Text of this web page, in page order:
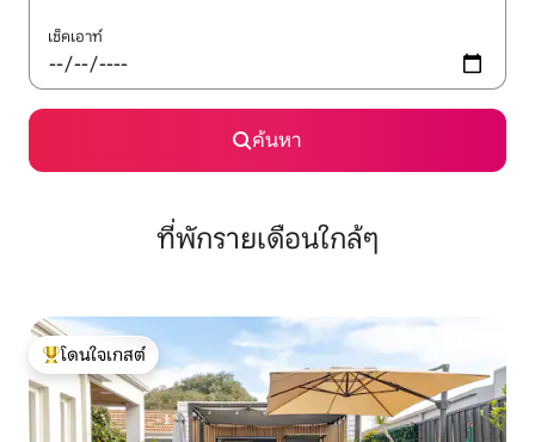
เช็คเอาท์
ค้นหา
ที่พักรายเดือนใกล้ๆ
โดนใจเกสต์ที่สุด
โดนใจเกสต์